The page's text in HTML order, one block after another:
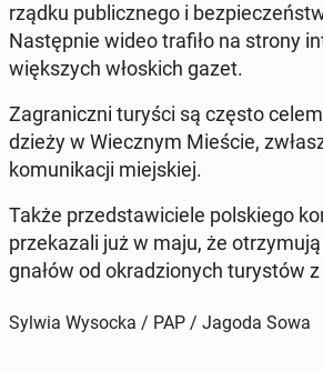
rząd­ku pu­blicz­ne­go i
Na­stęp­nie wideo trafiło na strony
więk­szych wło­skich gazet.
Za­gra­nicz­ni turyści są często
dzie­ży w Wiecz­nym Mieście,
ko­mu­ni­ka­cji miej­skiej.
Także przed­sta­wi­cie­le pol­skie­go
prze­ka­za­li już w maju, że
gna­łów od okra­dzio­nych tu­ry­stów z
Sylwia Wysocka / PAP / Jagoda Sowa